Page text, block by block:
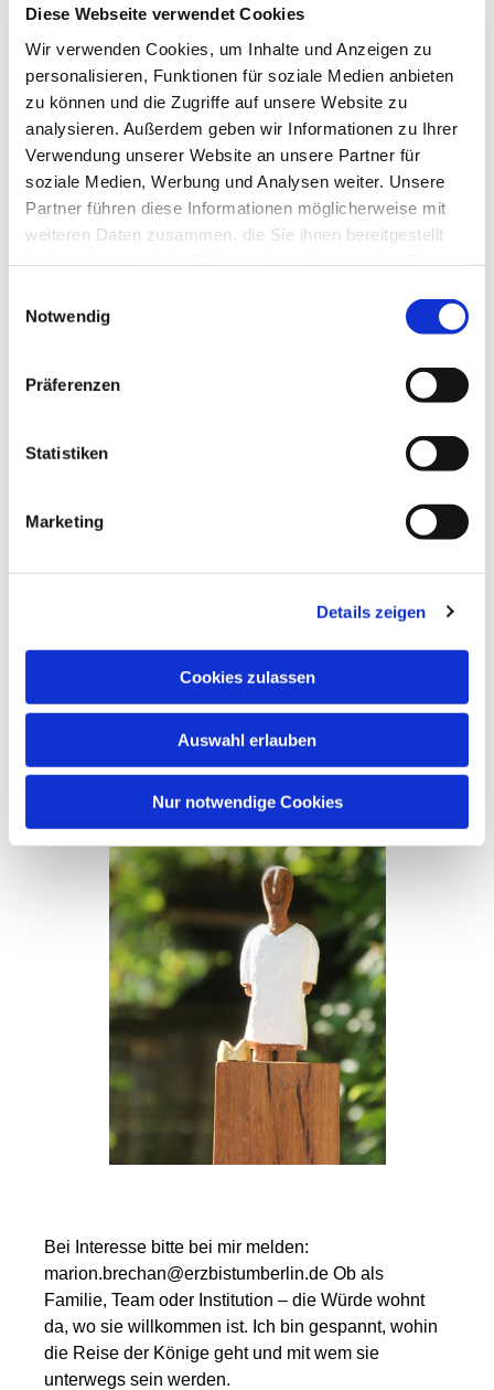
Diese Webseite verwendet Cookies
Wir verwenden Cookies, um Inhalte und Anzeigen zu
personalisieren, Funktionen für soziale Medien anbieten
zu können und die Zugriffe auf unsere Website zu
analysieren. Außerdem geben wir Informationen zu Ihrer
Verwendung unserer Website an unsere Partner für
soziale Medien, Werbung und Analysen weiter. Unsere
Partner führen diese Informationen möglicherweise mit
weiteren Daten zusammen, die Sie ihnen bereitgestellt
Notwendig
Präferenzen
Statistiken
Marketing
Details zeigen
Cookies zulassen
Auswahl erlauben
Nur notwendige Cookies
einzigartig, würdevoll, geliebt.
Die Botschaft von Ralf Knoblauch lautet: Jeder
Mensch besitzt Würde, unabhängig von Herkunft,
Status oder Leistung.
Von Pfingsten bis Oktober sind die Könige in den
offenen Kirchen zu sehen: auf Rügen in Stella Maris
in Binz, in Maria Meeresstern in Sellin, in St Marien
in Bergen und in Heilige Dreifaltigkeit in Stralsund.
Diese Kirchen laden ein zum Verweilen, zum
werden in diesem Jahr in den Kirchen und als
Schule oder sogar im eigenen Laden?
Bei Interesse bitte bei mir melden:
marion.brechan@erzbistumberlin.de Ob als
Familie, Team oder Institution – die Würde wohnt
da, wo sie willkommen ist. Ich bin gespannt, wohin
die Reise der Könige geht und mit wem sie
unterwegs sein werden.